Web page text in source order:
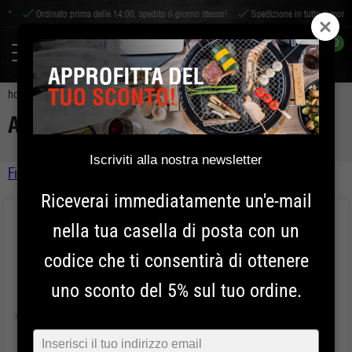
Ordinato prima delle 14:00, spedito il giorno stesso! Spedizione in tutto il mondo
0
home accessori accessori per il barbecue
ACCESSORI PER IL BARBECUE
Filtro
Sort by
Adatto per
Prezzo
Kamado
Shichirin
Accessori
Accessori per il barbecue
Griglie per BBQ
Iscriviti alla nostra newsletter
Riceverai immediatamente un'e-mail
nella tua casella di posta con un
codice che ti consentirà di ottenere
uno sconto del 5% sul tuo ordine.
Typ